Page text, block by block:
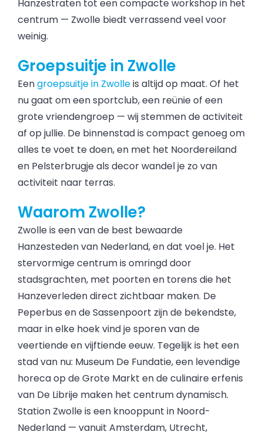
Hanzestraten tot een compacte workshop in het
centrum — Zwolle biedt verrassend veel voor
weinig.
Groepsuitje in Zwolle
Eengroepsuitje in Zwolleis altijd op maat. Of het
nu gaat om een sportclub, een reünie of een
grote vriendengroep — wij stemmen de activiteit
af op jullie. De binnenstad is compact genoeg om
alles te voet te doen, en met het Noordereiland
en Pelsterbrugje als decor wandel je zo van
activiteit naar terras.
Waarom Zwolle?
Zwolle is een van de best bewaarde
Hanzesteden van Nederland, en dat voel je. Het
stervormige centrum is omringd door
stadsgrachten, met poorten en torens die het
Hanzeverleden direct zichtbaar maken. De
Peperbus en de Sassenpoort zijn de bekendste,
maar in elke hoek vind je sporen van de
veertiende en vijftiende eeuw. Tegelijk is het een
stad van nu: Museum De Fundatie, een levendige
horeca op de Grote Markt en de culinaire erfenis
van De Librije maken het centrum dynamisch.
Station Zwolle is een knooppunt in Noord-
Nederland — vanuit Amsterdam, Utrecht,